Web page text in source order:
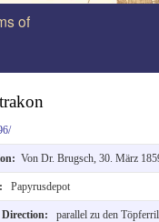
of
Von Dr. Brugsch, 30. März
Papyrusdepot
parallel zu den